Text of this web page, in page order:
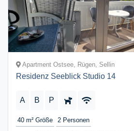
Apartment Ostsee, Rügen, Sellin
Residenz Seeblick Studio 14
A B P
40 m² Größe 2 Personen